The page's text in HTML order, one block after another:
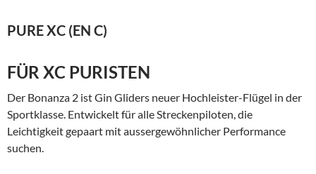
PURE XC (EN C)
FÜR XC PURISTEN
Der Bonanza 2 ist Gin Gliders neuer Hochleister-Flügel in der
Sportklasse. Entwickelt für alle Streckenpiloten, die
Leichtigkeit gepaart mit aussergewöhnlicher Performance
suchen.